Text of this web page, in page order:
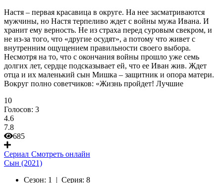
Настя – первая красавица в округе. На нее засматриваются
мужчины, но Настя терпеливо ждет с войны мужа Ивана. И
хранит ему верность. Не из страха перед суровым свекром, и
не из-за того, что «другие осудят», а потому что живет с
внутренним ощущением правильности своего выбора.
Несмотря на то, что с окончания войны прошло уже семь
долгих лет, сердце подсказывает ей, что ее Иван жив. Ждет
отца и их маленький сын Мишка – защитник и опора матери.
Вокруг полно советчиков: «Жизнь пройдет! Лучшие
10
Голосов: 3
4.6
7.8
685
Сериал Смотреть онлайн
Сын (2021)
Сезон: 1 | Серия: 8